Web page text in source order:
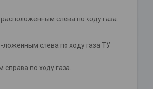
слева по ходу газа.
ложенным слева по ходу газа ТУ
по ходу газа.